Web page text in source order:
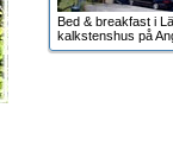
Bed & breakfast i
kalkstenshus på